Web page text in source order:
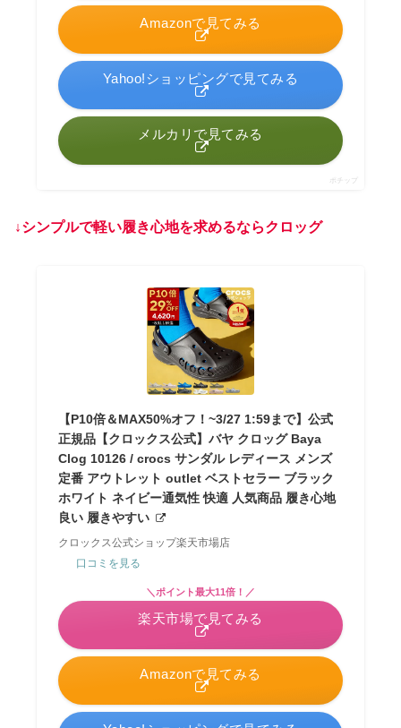
Amazonで見てみる
Yahoo!ショッピングで見てみる
メルカリで見てみる
ポチップ
↓シンプルで軽い履き心地を求めるならクロッグ
【P10倍＆MAX50%オフ！~3/27 1:59まで】公式
正規品【クロックス公式】バヤ クロッグ Baya
Clog 10126 / crocs サンダル レディース メンズ
定番 アウトレット outlet ベストセラー ブラック
ホワイト ネイビー通気性 快適 人気商品 履き心地
良い 履きやすい
クロックス公式ショップ楽天市場店
口コミを見る
Amazonで見てみる
＼ポイント最大11倍！／
楽天市場で見てみる